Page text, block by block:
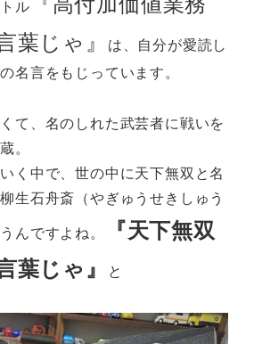
ル
葉じゃ』
は、自分が愛読し
名言をもじっています。
て、名のしれた武芸者に戦いを
。
く中で、世の中に天下無双と名
生石舟斎（やぎゅうせきしゅう
んですよね。
『天下無双
葉じゃ』
と